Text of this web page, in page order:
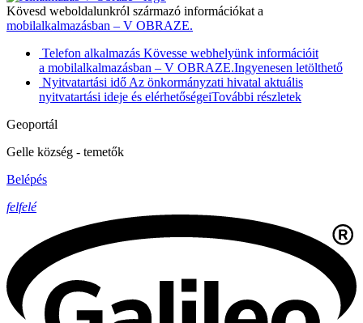
Kövesd weboldalunkról származó információkat a
mobilalkalmazásban – V OBRAZE.
Telefon alkalmazás Kövesse webhelyünk információit
a mobilalkalmazásban – V OBRAZE.Ingyenesen letölthető
Nyitvatartási idő Az önkormányzati hivatal aktuális
nyitvatartási ideje és elérhetőségeiTovábbi részletek
Geoportál
Gelle község - temetők
Belépés
felfelé